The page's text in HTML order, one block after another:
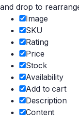
and drop to
Image
SKU
Rating
Price
Stock
Availability
Add to cart
Description
Content